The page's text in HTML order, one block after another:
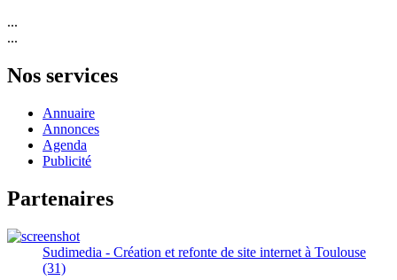
...
...
Nos services
Annuaire
Annonces
Agenda
Publicité
Partenaires
Sudimedia - Création et refonte de site internet à Toulouse
(31)